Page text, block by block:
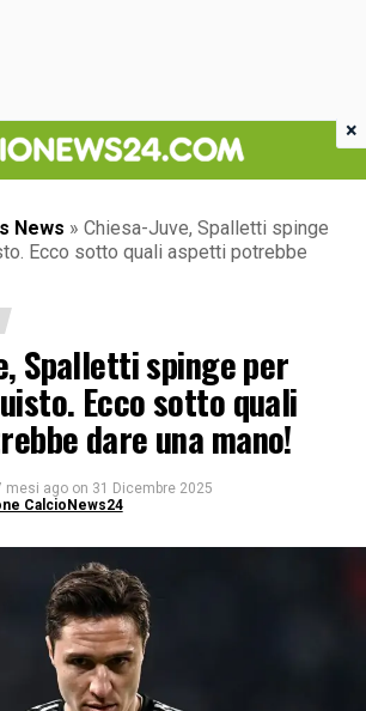
News » Chiesa-Juve, Spalletti spinge
Ecco sotto quali aspetti potrebbe
Spalletti spinge per
Ecco sotto quali
dare una mano!
mesi ago on 31 Dicembre 2025
CalcioNews24
×